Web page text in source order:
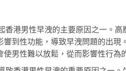
香港男性早洩的主要原因之一。
響到性功能，導致早洩問題的出
男性難以放鬆，從而影響性行為